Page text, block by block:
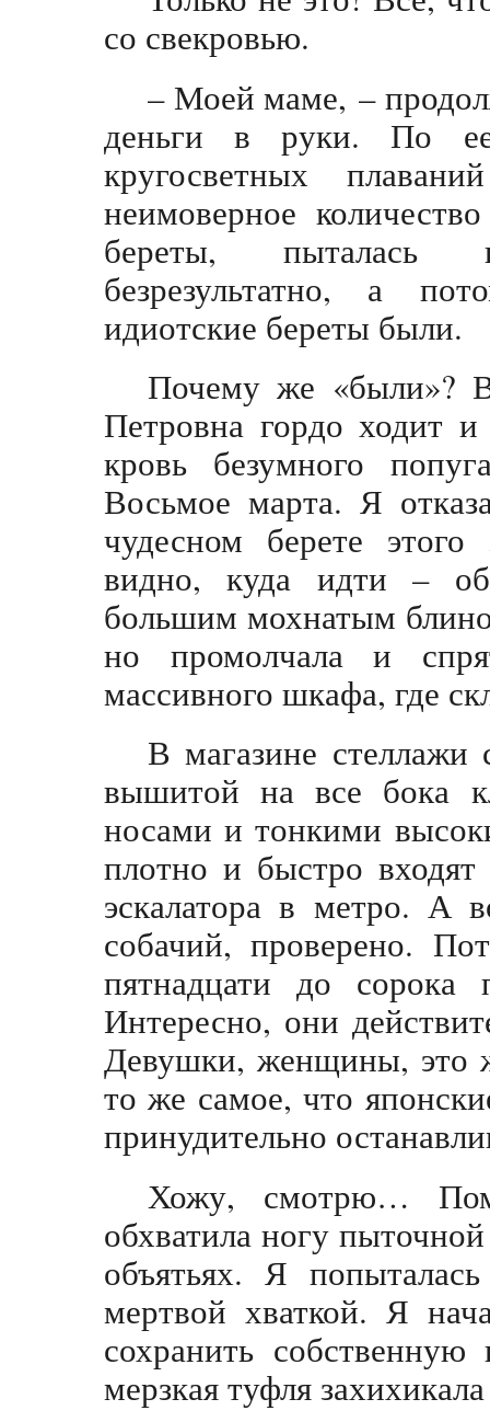
со свекровью.
– Моей маме, –
деньги в руки. По
кругосветных
неимоверное
береты, пыталась
безрезультатно, а
идиотские береты были.
Почему же «были»?
Петровна гордо ходит
кровь безумного
Восьмое марта. Я
чудесном берете
видно, куда идти –
большим мохнатым
но промолчала и
массивного шкафа, где
В магазине
вышитой на все бока
носами и тонкими
плотно и быстро
эскалатора в метро. А
собачий, проверено.
пятнадцати до
Интересно, они
Девушки, женщины, это
то же самое, что
принудительно
Хожу, смотрю…
обхватила ногу
объятьях. Я
мертвой хваткой. Я
сохранить
мерзкая туфля